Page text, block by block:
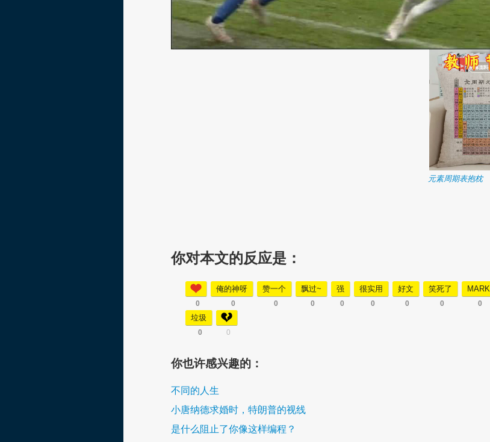
元素周期表抱枕
你对本文的反应是：
0
俺的神呀
0
赞一个
0
飘过~
0
强
0
很实用
0
好文
0
笑死了
0
MARK
0
垃圾
0 0
你也许感兴趣的：
不同的人生
小唐纳德求婚时，特朗普的视线
是什么阻止了你像这样编程？